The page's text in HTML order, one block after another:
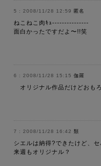
2008/11/28 12:59 匿名
ねこねこ肉ｷｭ---------------
面白かったですだよ〜!!笑
2008/11/28 15:15 伽羅
オリジナル作品だけどおも
2008/11/28 16:42 類
シエルは納得?できたけど、
来週もオリジナル？